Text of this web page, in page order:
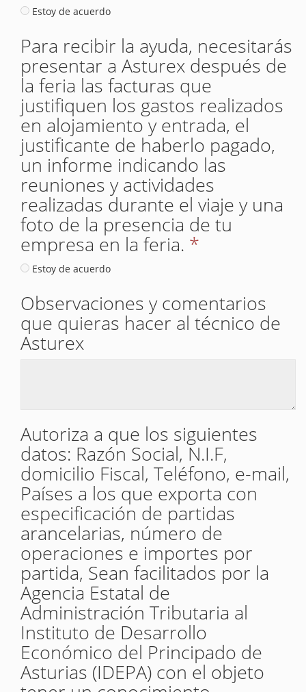
Estoy de acuerdo
Para recibir la ayuda, necesitarás
presentar a Asturex después de
la feria las facturas que
justifiquen los gastos realizados
en alojamiento y entrada, el
justificante de haberlo pagado,
un informe indicando las
reuniones y actividades
realizadas durante el viaje y una
foto de la presencia de tu
empresa en la feria. *
Estoy de acuerdo
Observaciones y comentarios
que quieras hacer al técnico de
Asturex
Autoriza a que los siguientes
datos: Razón Social, N.I.F,
domicilio Fiscal, Teléfono, e-mail,
Países a los que exporta con
especificación de partidas
arancelarias, número de
operaciones e importes por
partida, Sean facilitados por la
Agencia Estatal de
Administración Tributaria al
Instituto de Desarrollo
Económico del Principado de
Asturias (IDEPA) con el objeto